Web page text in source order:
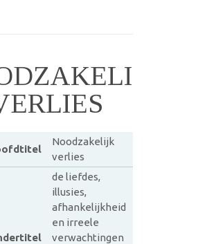
Noodzakelijk
verlies
de liefdes,
illusies,
afhankelijkheid
en irreele
verwachtingen